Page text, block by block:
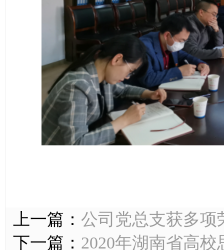
上一篇： 公司党总支获多项
下一篇： 2020年湖南省高